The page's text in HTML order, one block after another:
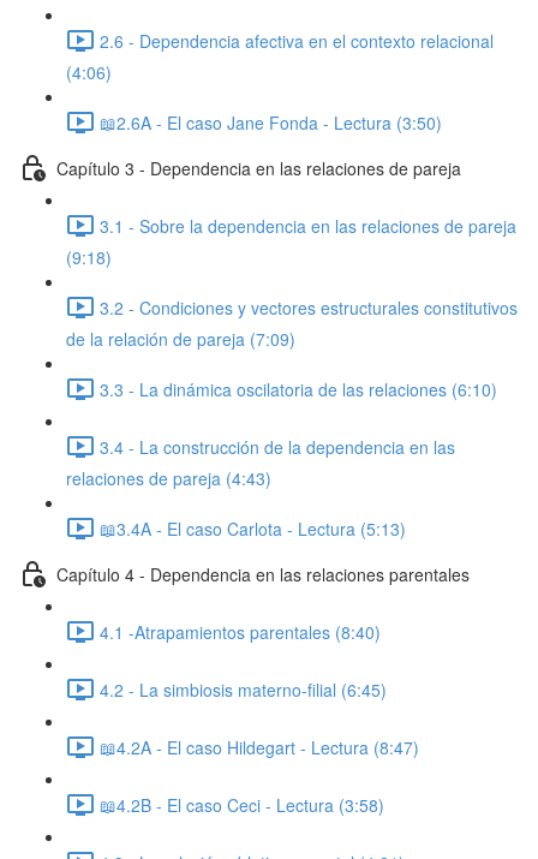
2.6 - Dependencia afectiva en el contexto relacional
(4:06)
📖2.6A - El caso Jane Fonda - Lectura (3:50)
Capítulo 3 - Dependencia en las relaciones de pareja
3.1 - Sobre la dependencia en las relaciones de pareja
(9:18)
3.2 - Condiciones y vectores estructurales constitutivos
de la relación de pareja (7:09)
3.3 - La dinámica oscilatoria de las relaciones (6:10)
3.4 - La construcción de la dependencia en las
relaciones de pareja (4:43)
📖3.4A - El caso Carlota - Lectura (5:13)
Capítulo 4 - Dependencia en las relaciones parentales
4.1 -Atrapamientos parentales (8:40)
4.2 - La simbiosis materno-filial (6:45)
📖4.2A - El caso Hildegart - Lectura (8:47)
📖4.2B - El caso Ceci - Lectura (3:58)